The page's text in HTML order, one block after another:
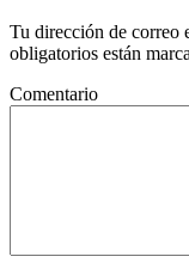
Tu dirección de correo
obligatorios están
Comentario